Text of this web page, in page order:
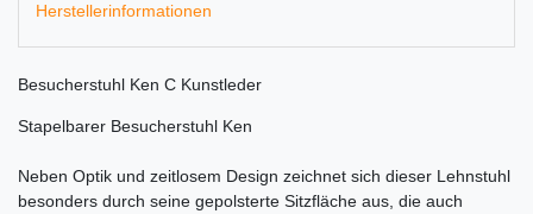
Herstellerinformationen
Besucherstuhl Ken C Kunstleder
Stapelbarer Besucherstuhl Ken
Neben Optik und zeitlosem Design zeichnet sich dieser Lehnstuhl
besonders durch seine gepolsterte Sitzfläche aus, die auch